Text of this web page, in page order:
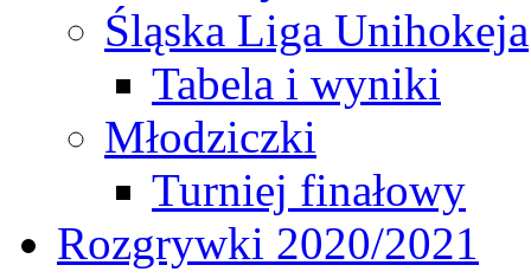
Śląska Liga Unihokeja
Tabela i wyniki
Młodziczki
Turniej finałowy
Rozgrywki 2020/2021